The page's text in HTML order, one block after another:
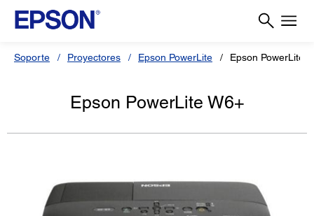
Soporte Proyectores Epson PowerLite Epson PowerLite
Epson PowerLite W6+